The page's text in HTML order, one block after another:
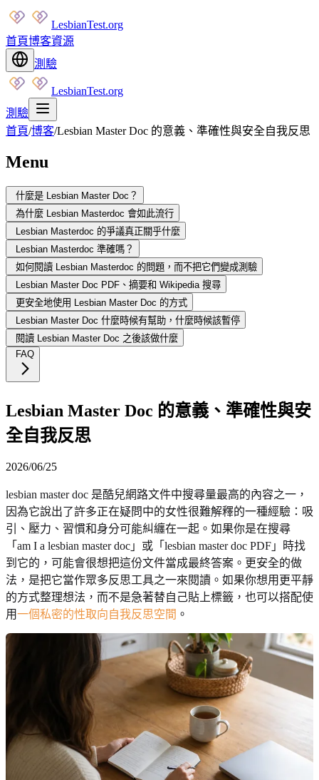
LesbianTest.org
首頁博客資源
測驗
LesbianTest.org
測驗
首頁/博客/Lesbian Master Doc 的意義、準確性與安全自我反思
Menu
什麼是 Lesbian Master Doc？
為什麼 Lesbian Masterdoc 會如此流行
Lesbian Masterdoc 的爭議真正關乎什麼
Lesbian Masterdoc 準確嗎？
如何閱讀 Lesbian Masterdoc 的問題，而不把它們變成測驗
Lesbian Master Doc PDF、摘要和 Wikipedia 搜尋
更安全地使用 Lesbian Master Doc 的方式
Lesbian Master Doc 什麼時候有幫助，什麼時候該暫停
閱讀 Lesbian Master Doc 之後該做什麼
FAQ
Lesbian Master Doc 的意義、準確性與安
全自我反思
2026/06/25
lesbian master doc 是酷兒網路文件中搜尋量最高的內容之一，
因為它說出了許多正在疑問中的女性很難解釋的一種經驗：吸
引、壓力、習慣和身分可能糾纏在一起。如果你是在搜尋
「am I a lesbian master doc」或「lesbian master doc PDF」時找
到它的，可能會很想把這份文件當成最終答案。更安全的做
法，是把它當作眾多反思工具之一來閱讀。如果你想用更平靜
的方式整理想法，而不是急著替自己貼上標籤，也可以搭配使
用一個私密的性取向自我反思空間 。